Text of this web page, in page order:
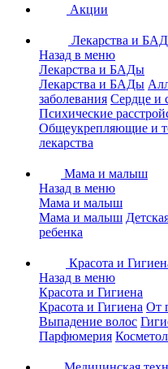
Акции
Лекарства и
Назад в меню
Лекарства и БАДы
Лекарства и БАДы
заболевания Сердце и
Психические
Общеукрепляющие и
лекарства
Мама и малыш
Назад в меню
Мама и малыш
Мама и малыш
ребенка
Красота и
Назад в меню
Красота и Гигиена
Красота и Гигиена От
Выпадение волос
Парфюмерия